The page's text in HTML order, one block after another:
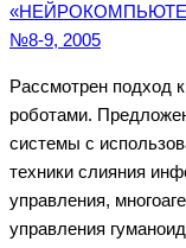
№8-9, 2005
Рассмотрен подход
роботами.
системы с
техники слияния
управления,
управления